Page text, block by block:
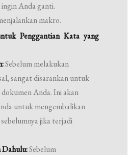
Anda ganti.
makro.
Penggantian Kata yang
Sebelum melakukan
sangat disarankan untuk
Anda. Ini akan
untuk mengembalikan
jika terjadi
Dahulu:Sebelum